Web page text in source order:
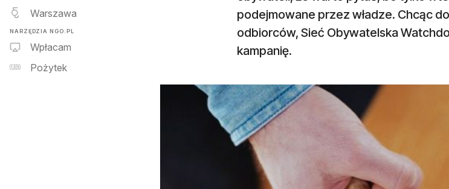
Warszawa
NARZĘDZIA NGO.PL
Wpłacam
Pożytek
podejmowane przez władze. Chcąc
odbiorców, Sieć Obywatelska
kampanię.